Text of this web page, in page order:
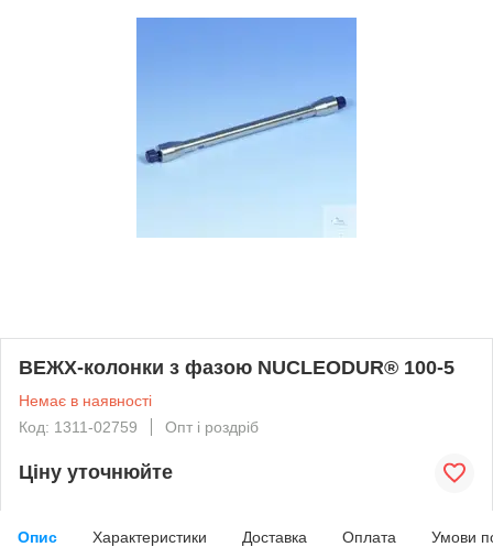
ВЕЖХ-колонки з фазою NUCLEODUR® 100-5
Немає в наявності
Код: 1311-02759
Опт і роздріб
Ціну уточнюйте
Опис Характеристики Доставка Оплата Умови